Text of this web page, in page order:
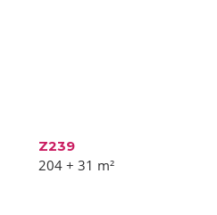
Z239
204 + 31 m²